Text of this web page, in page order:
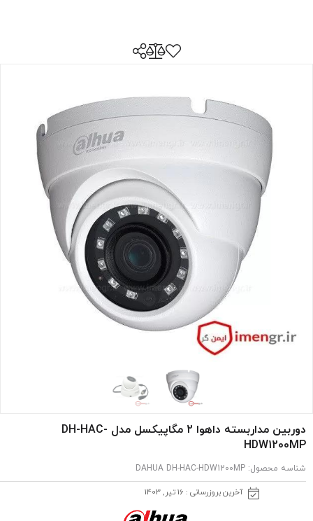
دوربین مداربسته داهوا 2 مگاپیکسل مدل DH-HAC-
HDW1200MP
شناسه محصول: DAHUA DH-HAC-HDW1200MP
آخرین بروزرسانی : 16 تیر, 1403